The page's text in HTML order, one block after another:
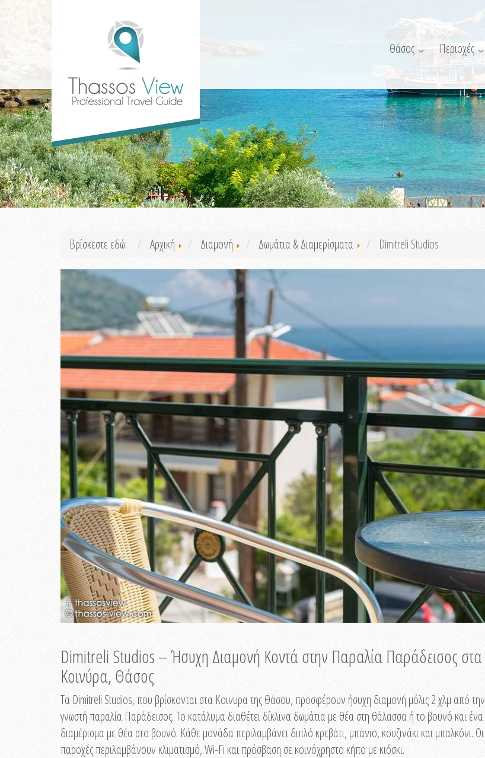
Θάσος Περιοχές
Βρίσκεστε εδώ: Αρχική Διαμονή Δωμάτια & Διαμερίσματα Dimitreli Studios
Dimitreli Studios – Ήσυχη Διαμονή Κοντά στην Παραλία Παράδεισος στα
Κοινύρα, Θάσος
Τα Dimitreli Studios, που βρίσκονται στα Κοινυρα της Θάσου, προσφέρουν ήσυχη διαμονή μόλις 2 χλμ από την
γνωστή παραλία Παράδεισος. Το κατάλυμα διαθέτει δίκλινα δωμάτια με θέα στη θάλασσα ή το βουνό και ένα
διαμέρισμα με θέα στο βουνό. Κάθε μονάδα περιλαμβάνει διπλό κρεβάτι, μπάνιο, κουζινάκι και μπαλκόνι. Οι
παροχές περιλαμβάνουν κλιματισμό, Wi-Fi και πρόσβαση σε κοινόχρηστο κήπο με κιόσκι.